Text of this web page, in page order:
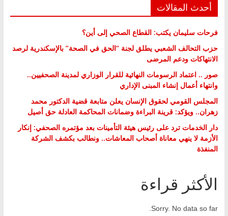
أحدث المقالات
فرحات سليمان يكتب: القطاع الصحي إلى أين؟
حزب التحالف الشعبي يطلق لجنة “الحق في الصحة” بالإسكندرية لرصد
الانتهاكات ودعم المرضى
صور .. اعتماد الرسومات النهائية للقرار الوزاري لمدينة الصحفيين..
وانتهاء أعمال إنشاء المبنى الإداري
المجلس القومي لحقوق الإنسان يعلن متابعة قضية الدكتور محمد
زهران.. ويؤكد: قرينة البراءة وضمانات المحاكمة العادلة حق أصيل
دار الخدمات ترد على رئيس هيئة التأمينات بعد مؤتمره الصحفي: إنكار
الأزمة لا ينهي معاناة أصحاب المعاشات.. ونطالب بكشف الشركة
المنفذة
الأكثر قراءة
Sorry. No data so far.